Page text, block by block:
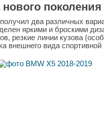
поколения
два различных
яркими и броскими
резкие линии кузова
внешнего вида